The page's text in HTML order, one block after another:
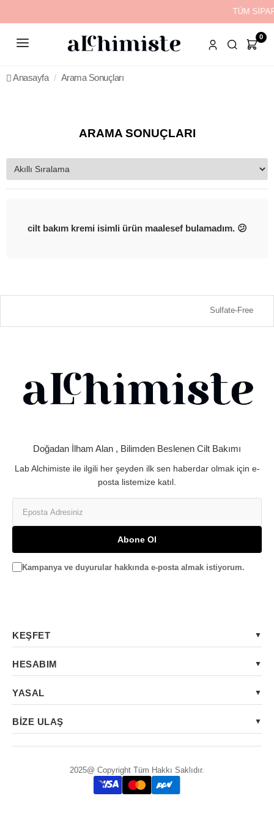
TÜM
0
Anasayfa Arama Sonuçları
ARAMA SONUÇLARI
cilt bakım kremi isimli ürün maalesef bulamadım. 😕
Sulfate-Free
Doğadan İlham Alan , Bilimden Beslenen Cilt Bakımı
Lab Alchimiste ile ilgili her şeyden ilk sen haberdar olmak için e-
posta listemize katıl.
Abone Ol
Kampanya ve duyurular hakkında e-posta almak istiyorum.
KEŞFET
HESABIM
YASAL
BİZE ULAŞ
2025@ Copyright Tüm Hakkı Saklıdır.